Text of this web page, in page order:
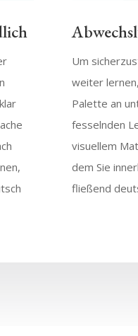
Um
weiter
Palette an
fesselnden
visuellem
dem Sie
fließend